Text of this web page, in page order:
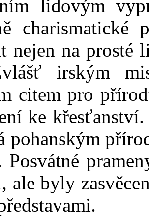
lidovým
charismatické
nejen na prosté
irským
citem pro
ke
pohanským
Posvátné
ale byly